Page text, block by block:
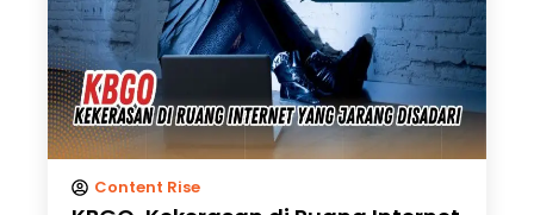
Content Rise